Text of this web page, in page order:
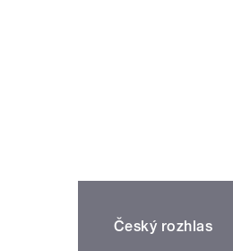
Český rozhlas